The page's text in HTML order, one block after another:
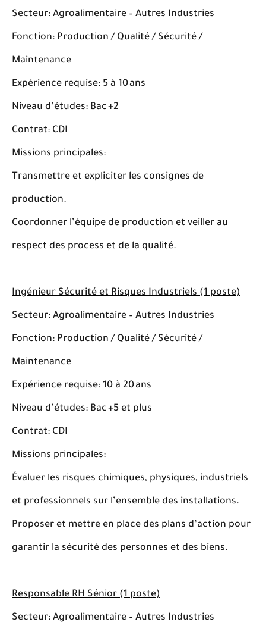
Secteur: Agroalimentaire – Autres Industries
Fonction: Production / Qualité / Sécurité /
Maintenance
Expérience requise: 5 à 10 ans
Niveau d’études: Bac +2
Contrat: CDI
Missions principales:
Transmettre et expliciter les consignes de
production.
Coordonner l’équipe de production et veiller au
respect des process et de la qualité.
Ingénieur Sécurité et Risques Industriels (1 poste)
Secteur: Agroalimentaire – Autres Industries
Fonction: Production / Qualité / Sécurité /
Maintenance
Expérience requise: 10 à 20 ans
Niveau d’études: Bac +5 et plus
Contrat: CDI
Missions principales:
Évaluer les risques chimiques, physiques, industriels
et professionnels sur l’ensemble des installations.
Proposer et mettre en place des plans d’action pour
garantir la sécurité des personnes et des biens.
Responsable RH Sénior (1 poste)
Secteur: Agroalimentaire – Autres Industries